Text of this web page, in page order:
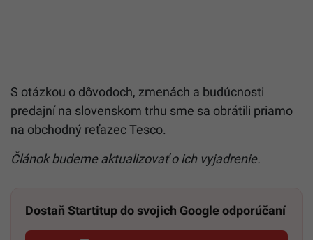
S otázkou o dôvodoch, zmenách a budúcnosti
predajní na slovenskom trhu sme sa obrátili priamo
na obchodný reťazec Tesco.
Článok budeme aktualizovať o ich vyjadrenie.
Dostaň Startitup do svojich Google odporúčaní